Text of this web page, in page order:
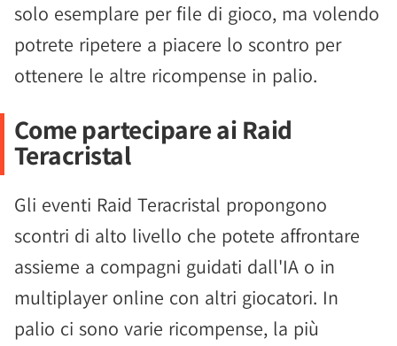
solo esemplare per file di gioco, ma volendo
potrete ripetere a piacere lo scontro per
ottenere le altre ricompense in palio.
Come partecipare ai Raid
Teracristal
Gli eventi Raid Teracristal propongono
scontri di alto livello che potete affrontare
assieme a compagni guidati dall'IA o in
multiplayer online con altri giocatori. In
palio ci sono varie ricompense, la più